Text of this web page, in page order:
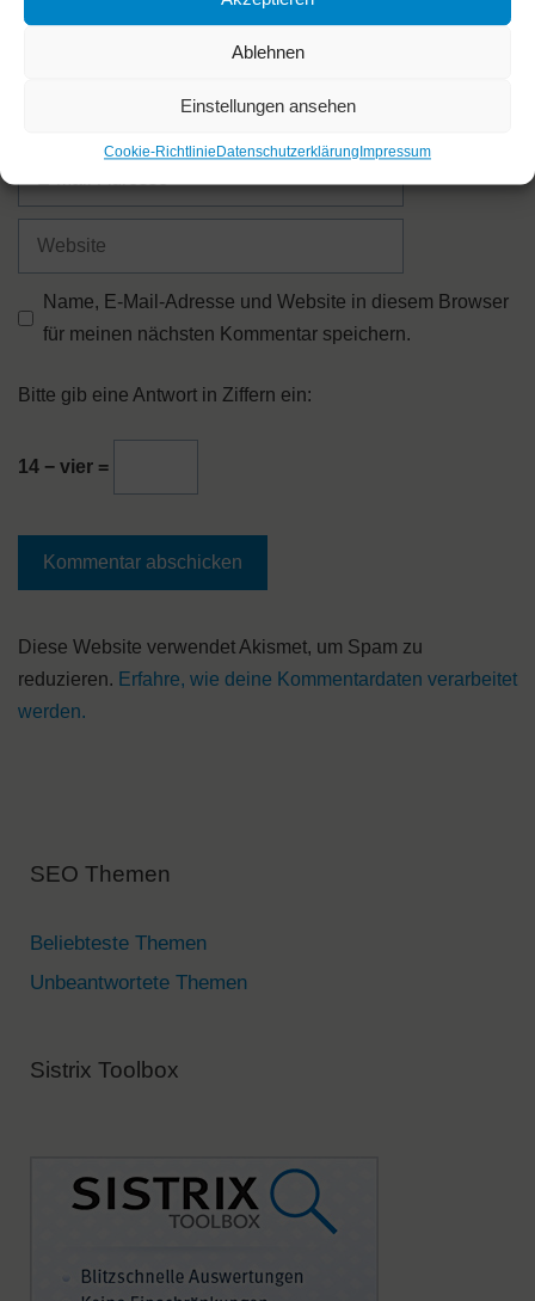
Ablehnen
Einstellungen ansehen
Cookie-Richtlinie Datenschutzerklärung Impressum
Website
Name, E-Mail-Adresse und Website in diesem Browser
für meinen nächsten Kommentar speichern.
Bitte gib eine Antwort in Ziffern ein:
14 − vier =
A
l
t
Diese Website verwendet Akismet, um Spam zu
reduzieren. Erfahre, wie deine Kommentardaten verarbeitet
werden.
SEO Themen
Beliebteste Themen
Unbeantwortete Themen
Sistrix Toolbox